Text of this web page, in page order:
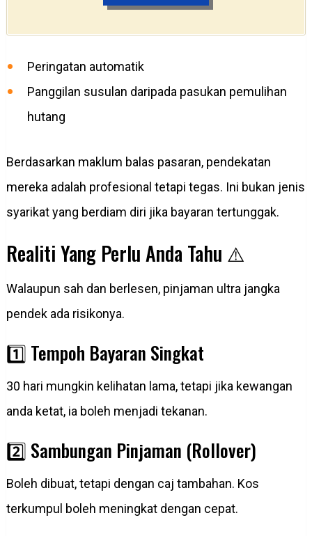
Peringatan automatik
Panggilan susulan daripada pasukan pemulihan
hutang
Berdasarkan maklum balas pasaran, pendekatan
mereka adalah profesional tetapi tegas. Ini bukan jenis
syarikat yang berdiam diri jika bayaran tertunggak.
Realiti Yang Perlu Anda Tahu ⚠️
Walaupun sah dan berlesen, pinjaman ultra jangka
pendek ada risikonya.
1️⃣ Tempoh Bayaran Singkat
30 hari mungkin kelihatan lama, tetapi jika kewangan
anda ketat, ia boleh menjadi tekanan.
2️⃣ Sambungan Pinjaman (Rollover)
Boleh dibuat, tetapi dengan caj tambahan. Kos
terkumpul boleh meningkat dengan cepat.